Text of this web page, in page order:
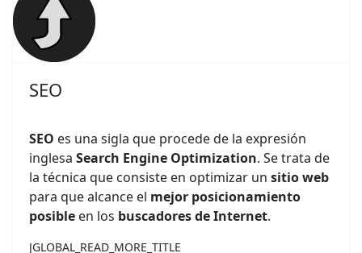
SEO
SEO es una sigla que procede de la expresión
inglesa Search Engine Optimization. Se trata de
la técnica que consiste en optimizar un sitio web
para que alcance el mejor posicionamiento
posible en los buscadores de Internet.
JGLOBAL_READ_MORE_TITLE